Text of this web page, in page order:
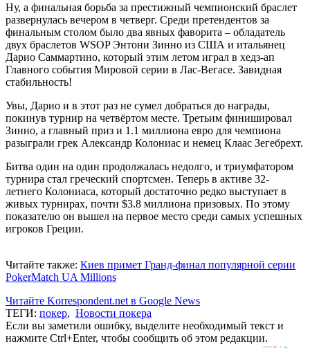
Ну, а финальная борьба за престижный чемпионский браслет
развернулась вечером в четверг. Среди претендентов за
финальным столом было два явных фаворита – обладатель
двух браслетов WSOP Энтони Зинно из США и итальянец
Дарио Саммартино, который этим летом играл в хедз-ап
Главного события Мировой серии в Лас-Вегасе. Завидная
стабильность!
Увы, Дарио и в этот раз не сумел добраться до награды,
покинув турнир на четвёртом месте. Третьим финишировал
Зинно, а главный приз и 1.1 миллиона евро для чемпиона
разыграли грек Александр Колониас и немец Клаас Зегебрехт.
Битва один на один продолжалась недолго, и триумфатором
турнира стал греческий спортсмен. Теперь в активе 32-
летнего Колониаса, который достаточно редко выступает в
живых турнирах, почти $3.8 миллиона призовых. По этому
показателю он вышел на первое место среди самых успешных
игроков Греции.
Читайте также: Киев примет Гранд-финал популярной серии
PokerMatch UA Millions
Читайте Korrespondent.net в Google News
ТЕГИ: покер, Новости покера
Если вы заметили ошибку, выделите необходимый текст и
нажмите Ctrl+Enter, чтобы сообщить об этом редакции.